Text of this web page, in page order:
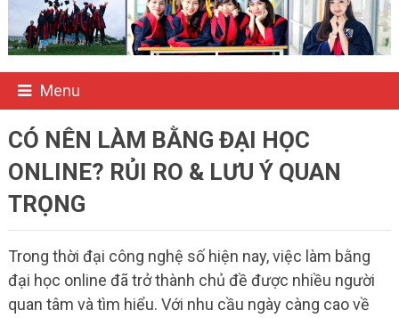
Menu
CÓ NÊN LÀM BẰNG ĐẠI HỌC
ONLINE? RỦI RO & LƯU Ý QUAN
TRỌNG
Trong thời đại công nghệ số hiện nay, việc làm bằng
đại học online đã trở thành chủ đề được nhiều người
quan tâm và tìm hiểu. Với nhu cầu ngày càng cao về